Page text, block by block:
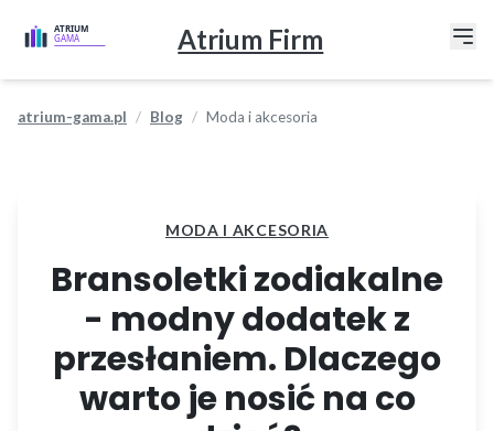
Atrium Firm
atrium-gama.pl Blog Moda i akcesoria
MODA I AKCESORIA
Bransoletki zodiakalne
- modny dodatek z
przesłaniem. Dlaczego
warto je nosić na co